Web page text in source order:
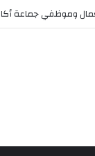
وموظفي جماعة